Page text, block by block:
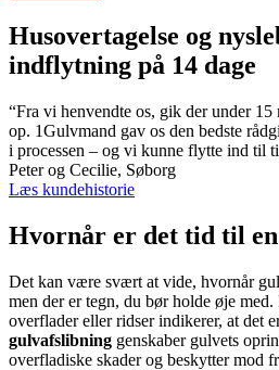
Husovertagelse og
indflytning på 14 dage
“Fra vi henvendte os, gik der under
op. 1Gulvmand gav os den bedste
i processen – og vi kunne flytte ind til
Peter og Cecilie, Søborg
Læs kundehistorie
Hvornår er det tid til
Det kan være svært at vide, hvornår
men der er tegn, du bør holde øje
overflader eller ridser indikerer, at det
gulvafslibning genskaber gulvets
overfladiske skader og beskytter mod